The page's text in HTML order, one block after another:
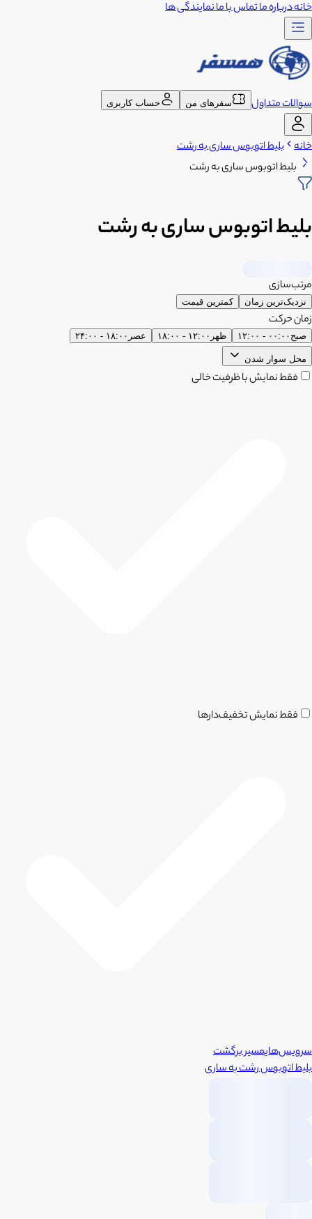
خانهدرباره ماتماس با مانمایندگی ها
سوالات متداول سفرهای من حساب کاربری
خانه بلیط اتوبوس ساری به رشت
بلیط اتوبوس ساری به رشت
بلیط اتوبوس ساری به رشت
مرتب‌سازی
نزدیک‌ترین زمان کمترین قیمت
زمان حرکت
صبح ۰۰:۰۰ - ۱۲:۰۰ ظهر ۱۲:۰۰ - ۱۸:۰۰ عصر ۱۸:۰۰ - ۲۴:۰۰
محل سوار شدن
فقط نمایش با ظرفیت خالی
فقط نمایش تخفیف‌دارها
سرویس‌هایمسیر برگشت
بلیط اتوبوسرشتبهساری